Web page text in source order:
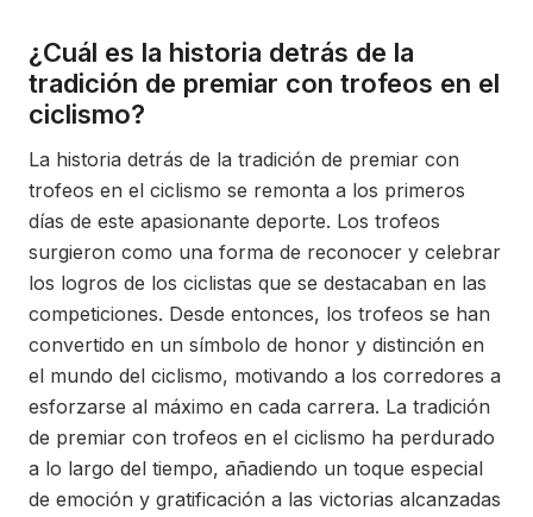
¿Cuál es la historia detrás de la
tradición de premiar con trofeos en el
ciclismo?
La historia detrás de la tradición de premiar con
trofeos en el ciclismo se remonta a los primeros
días de este apasionante deporte. Los trofeos
surgieron como una forma de reconocer y celebrar
los logros de los ciclistas que se destacaban en las
competiciones. Desde entonces, los trofeos se han
convertido en un símbolo de honor y distinción en
el mundo del ciclismo, motivando a los corredores a
esforzarse al máximo en cada carrera. La tradición
de premiar con trofeos en el ciclismo ha perdurado
a lo largo del tiempo, añadiendo un toque especial
de emoción y gratificación a las victorias alcanzadas